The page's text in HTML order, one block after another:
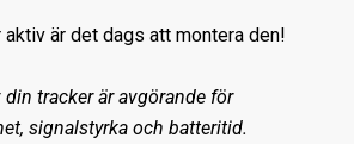
aktiv är det dags att montera den!
din tracker är avgörande för
signalstyrka och batteritid.